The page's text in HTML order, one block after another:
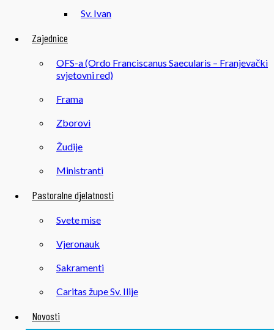
Sv. Ivan
Zajednice
OFS-a (Ordo Franciscanus Saecularis – Franjevački
svjetovni red)
Frama
Zborovi
Žudije
Ministranti
Pastoralne djelatnosti
Svete mise
Vjeronauk
Sakramenti
Caritas župe Sv. Ilije
Novosti